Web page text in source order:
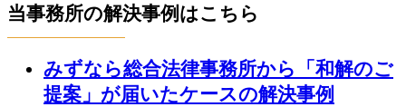
当事務所の解決事例はこちら
みずなら総合法律事務所から「和解のご
提案」が届いたケースの解決事例